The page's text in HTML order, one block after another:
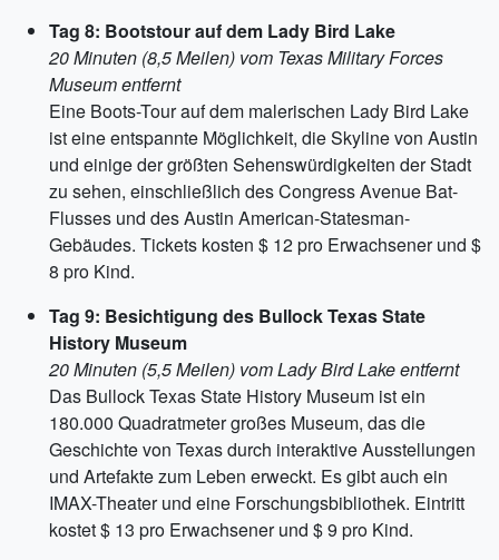
Tag 8: Bootstour auf dem Lady Bird Lake
20 Minuten (8,5 Meilen) vom Texas Military Forces
Museum entfernt
Eine Boots-Tour auf dem malerischen Lady Bird Lake
ist eine entspannte Möglichkeit, die Skyline von Austin
und einige der größten Sehenswürdigkeiten der Stadt
zu sehen, einschließlich des Congress Avenue Bat-
Flusses und des Austin American-Statesman-
Gebäudes. Tickets kosten $ 12 pro Erwachsener und $
8 pro Kind.
Tag 9: Besichtigung des Bullock Texas State
History Museum
20 Minuten (5,5 Meilen) vom Lady Bird Lake entfernt
Das Bullock Texas State History Museum ist ein
180.000 Quadratmeter großes Museum, das die
Geschichte von Texas durch interaktive Ausstellungen
und Artefakte zum Leben erweckt. Es gibt auch ein
IMAX-Theater und eine Forschungsbibliothek. Eintritt
kostet $ 13 pro Erwachsener und $ 9 pro Kind.